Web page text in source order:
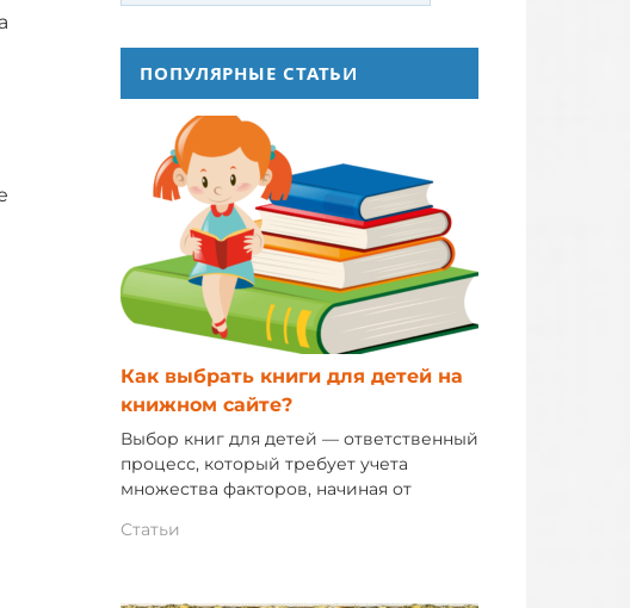
ПОПУЛЯРНЫЕ СТАТЬИ
Как выбрать книги для детей на
книжном сайте?
Выбор книг для детей — ответственный
процесс, который требует учета
множества факторов, начиная от
Статьи